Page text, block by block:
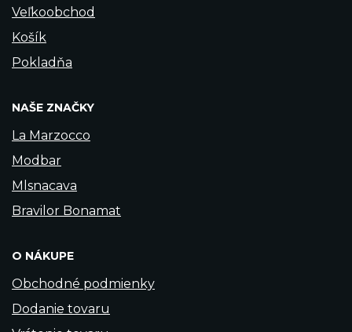
Veľkoobchod
Košík
Pokladňa
NAŠE ZNAČKY
La Marzocco
Modbar
Mlsnacava
Bravilor Bonamat
O NÁKUPE
Obchodné podmienky
Dodanie tovaru